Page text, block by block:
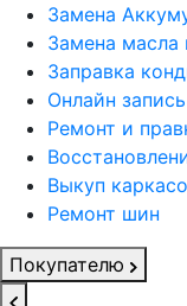
Замена
Замена масла
Заправка
Онлайн запись
Ремонт и
Выкуп
Ремонт шин
Покупателю